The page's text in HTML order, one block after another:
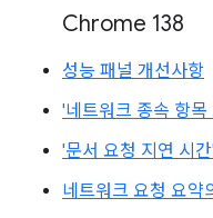
Chrome 138
성능 패널 개선사항
'네트워크 종속 항
'문서 요청 지연 시
네트워크 요청 요약